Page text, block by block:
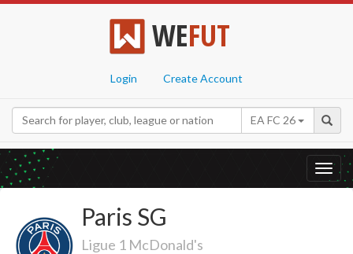
WEFUT
Login Create Account
EA FC 26
Paris SG
Ligue 1 McDonald's